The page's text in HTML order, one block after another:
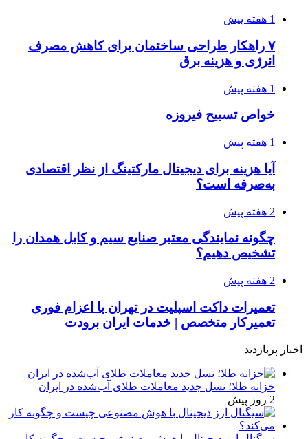
1 هفته پیش
۷ راهکار طراحی ساختمان برای کاهش مصرف
انرژی و هزینه برق
1 هفته پیش
خواص تسبیح فیروزه
1 هفته پیش
آیا هزینه برای دیجیتال مارکتینگ از نظر اقتصادی
به‌صرفه است؟
2 هفته پیش
چگونه نمایندگی معتبر صنایع سیم و کابل همدان را
تشخیص دهیم؟
2 هفته پیش
تعمیرات داکت اسپلیت در تهران با اعزام فوری
تعمیرکار متخصص | خدمات ایران برودت
اخبار پربازدید
خزانه طلا؛ نسل جدید معاملات طلای آب‌شده در ایران
2 روز پیش